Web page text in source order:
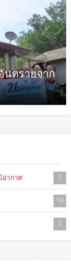
ตรายจาก
อากาศ 5
16
2